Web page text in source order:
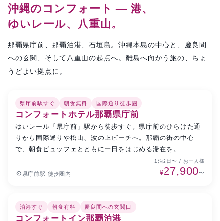
沖縄のコンフォート — 港、
ゆいレール、八重山。
那覇県庁前、那覇泊港、石垣島。沖縄本島の中心と、慶良間
への玄関、そして八重山の起点へ。離島へ向かう旅の、ちょ
うどよい拠点に。
県庁前駅すぐ 朝食無料 国際通り徒歩圏
コンフォートホテル那覇県庁前
ゆいレール「県庁前」駅から徒歩すぐ。県庁前のひらけた通
りから国際通りや松山、波の上ビーチへ。那覇の街の中心
で、朝食ビュッフェとともに一日をはじめる滞在を。
place 県庁前駅 徒歩圏内
1泊2日〜 / お一人様
¥27,900〜
泊港すぐ 朝食有料 慶良間への玄関口
コンフォートイン那覇泊港